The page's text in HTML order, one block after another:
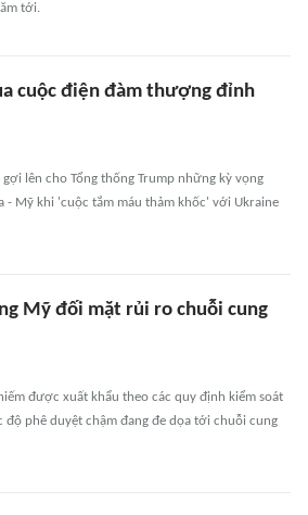
tới.
cuộc điện đàm thượng đỉnh
lên cho Tổng thống Trump những kỳ vọng
Mỹ khi 'cuộc tắm máu thảm khốc' với Ukraine
Mỹ đối mặt rủi ro chuỗi cung
được xuất khẩu theo các quy định kiểm soát
phê duyệt chậm đang đe dọa tới chuỗi cung